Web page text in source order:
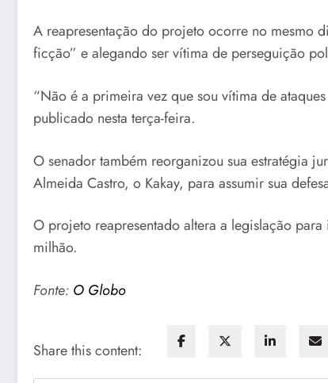
A reapresentação do projeto ocorre no mesmo
ficção” e alegando ser vítima de perseguição
“Não é a primeira vez que sou vítima de
publicado nesta terça-feira.
O senador também reorganizou sua estratégia
Almeida Castro, o Kakay, para assumir sua
O projeto reapresentado altera a legislação
milhão.
Fonte: O Globo
Share this content: